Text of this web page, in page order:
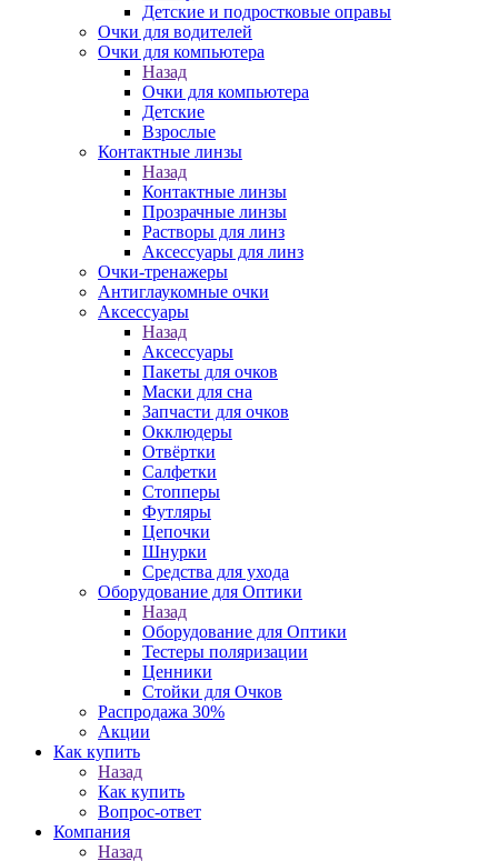
Детские и подростковые оправы
Очки для водителей
Очки для компьютера
Назад
Очки для компьютера
Детские
Взрослые
Контактные линзы
Назад
Контактные линзы
Прозрачные линзы
Растворы для линз
Аксессуары для линз
Очки-тренажеры
Антиглаукомные очки
Аксессуары
Назад
Аксессуары
Пакеты для очков
Маски для сна
Запчасти для очков
Окклюдеры
Отвёртки
Салфетки
Стопперы
Футляры
Цепочки
Шнурки
Средства для ухода
Оборудование для Оптики
Назад
Оборудование для Оптики
Тестеры поляризации
Ценники
Стойки для Очков
Распродажа 30%
Акции
Как купить
Назад
Как купить
Вопрос-ответ
Компания
Назад